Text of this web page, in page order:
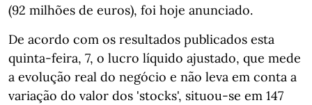
(92 milhões de euros), foi hoje anunciado.
De acordo com os resultados publicados esta
quinta-feira, 7, o lucro líquido ajustado, que mede
a evolução real do negócio e não leva em conta a
variação do valor dos 'stocks', situou-se em 147